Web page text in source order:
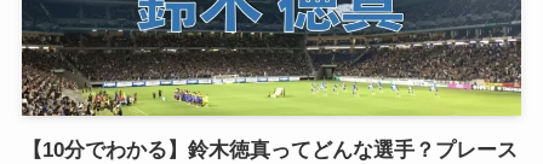
【10分でわかる】鈴木徳真ってどんな選手？プレース